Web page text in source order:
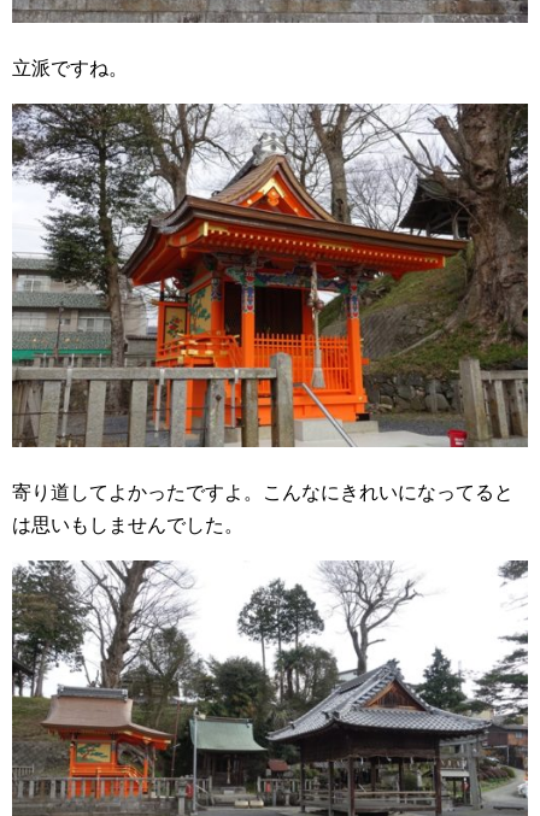
立派ですね。
寄り道してよかったですよ。こんなにきれいになってると
は思いもしませんでした。